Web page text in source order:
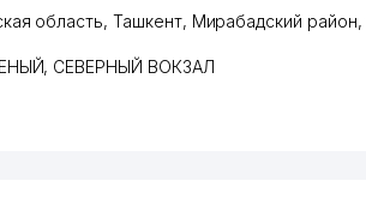
область,Ташкент, Мирабадский район,
СЕВЕРНЫЙ ВОКЗАЛ